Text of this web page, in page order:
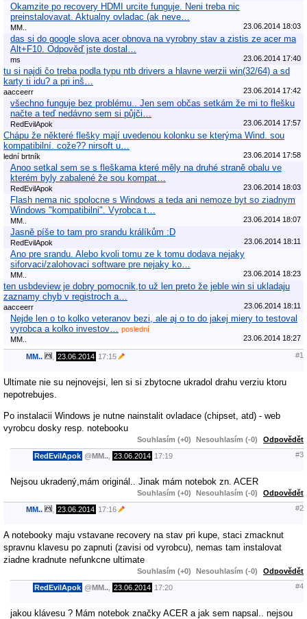
Okamzite po recovery HDMI urcite funguje. Neni treba nic
preinstalovavat. Aktualny ovladac (ak neve…
MM.. 23.06.2014 18:03
das si do google slova acer obnova na vyrobny stav a zistis ze acer ma
Alt+F10. Odpověď jste dostal…
ms 23.06.2014 17:40
tu si najdi čo treba podla typu ntb drivers a hlavne werzii win(32/64) a sd
karty ti idu? a pri inš…
aacceerr 23.06.2014 17:42
všechno funguje bez problému.. Jen sem občas setkám že mi to flešku
načte a teď nedávno sem si půjči…
RedEvilApok 23.06.2014 17:57
Chápu že některé flešky mají uvedenou kolonku se kterýma Wind. sou
kompatibilní. cože?? nirsoft u…
lední brtník 23.06.2014 17:58
Anoo setkal sem se s fleškama které měly na druhé straně obalu ve
kterém byly zabalené že sou kompat…
RedEvilApok 23.06.2014 18:03
Flash nema nic spolocne s Windows a teda ani nemoze byt so ziadnym
Windows "kompatibilni". Vyrobca t…
MM.. 23.06.2014 18:07
Jasně píše to tam pro srandu králíkům :D
RedEvilApok 23.06.2014 18:11
Ano pre srandu. Alebo kvoli tomu ze k tomu dodava nejaky
siforvaci/zalohovaci software pre nejaky ko…
MM.. 23.06.2014 18:23
ten usbdeview je dobry pomocnik,to už len preto že jeble win si ukladaju
zaznamy chyb v registroch a…
aacceerr 23.06.2014 18:11
Nejde len o to kolko veteranov bezi, ale aj o to do jakej miery to testoval
vyrobca a kolko investov…
poslední
MM..
23.06.2014 18:27
MM.. 23.06.2014 17:15 #1
Ultimate nie su nejnovejsi, len si si zbytocne ukradol drahu verziu ktoru
nepotrebujes.
Po instalacii Windows je nutne nainstalit ovladace (chipset, atd) - web
vyrobcu dosky resp. notebooku
Souhlasím (+0) Nesouhlasím (-0) Odpovědět
RedEvilApok @MM.. 23.06.2014 17:19 #3
Nejsou ukradený,mám originál.. Jinak mám notebok zn. ACER
Souhlasím (+0) Nesouhlasím (-0) Odpovědět
MM.. 23.06.2014 17:16 #2
A notebooky maju vstavane recovery na stav pri kupe, staci zmacknut
spravnu klavesu po zapnuti (zavisi od vyrobcu), nemas tam instalovat
ziadne kradnute nefunkcne ultimate
Souhlasím (+0) Nesouhlasím (-0) Odpovědět
RedEvilApok @MM.. 23.06.2014 17:20 #4
jakou klávesu ? Mám notebok značky ACER a jak sem napsal.. nejsou